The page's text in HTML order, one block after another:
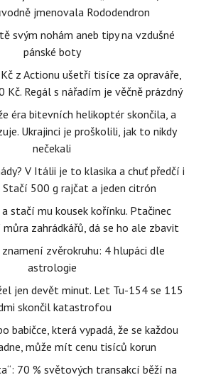
jmenovala Rododendron
svým nohám aneb tipy na vzdušné
pánské boty
z Actionu ušetří tisíce za opraváře,
Regál s nářadím je věčně prázdný
éra bitevních helikoptér skončila, a
Ukrajinci je proškolili, jak to nikdy
nečekali
V Itálii je to klasika a chuť předčí i
Stačí 500 g rajčat a jeden citrón
stačí mu kousek kořínku. Ptačinec
můra zahrádkářů, dá se ho ale zbavit
zvěrokruhu: 4 hlupáci dle
astrologie
jen devět minut. Let Tu-154 se 115
skončil katastrofou
babičce, která vypadá, že se každou
může mít cenu tisíců korun
70 % světových transakcí běží na